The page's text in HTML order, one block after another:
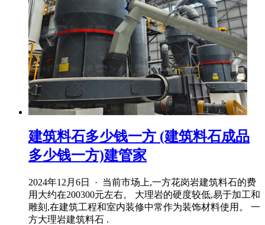
建筑料石多少钱一方 (建筑料石成品
多少钱一方)建管家
2024年12月6日 · 当前市场上,一方花岗岩建筑料石的费
用大约在200300元左右。 大理岩的硬度较低,易于加工和
雕刻,在建筑工程和室内装修中常作为装饰材料使用。 一
方大理岩建筑料石 .